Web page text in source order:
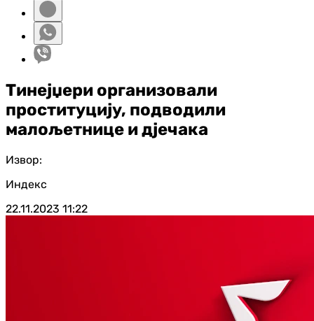
Тинејџери организовали
проституцију, подводили
малољетнице и дјечака
Извор:
Индекс
22.11.2023 11:22